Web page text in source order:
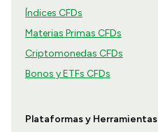
Índices CFDs
Materias Primas CFDs
Criptomonedas CFDs
Bonos y ETFs CFDs
Plataformas y Herramientas